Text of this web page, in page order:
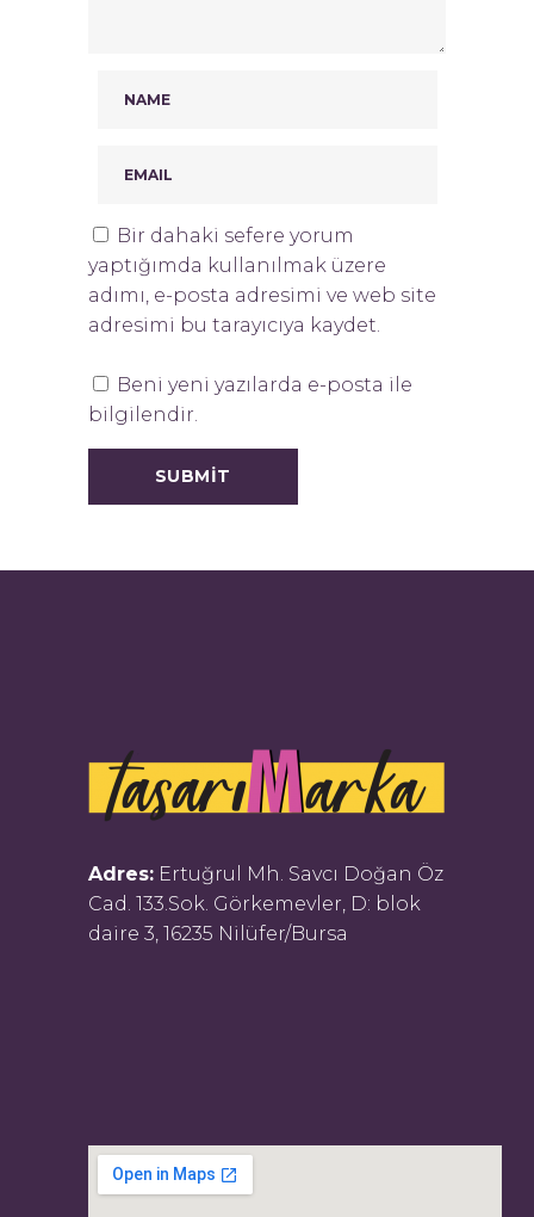
Bir dahaki sefere yorum
yaptığımda kullanılmak üzere
adımı, e-posta adresimi ve web site
adresimi bu tarayıcıya kaydet.
Beni yeni yazılarda e-posta ile
bilgilendir.
Adres: Ertuğrul Mh. Savcı Doğan Öz
Cad. 133.Sok. Görkemevler, D: blok
daire 3, 16235 Nilüfer/Bursa